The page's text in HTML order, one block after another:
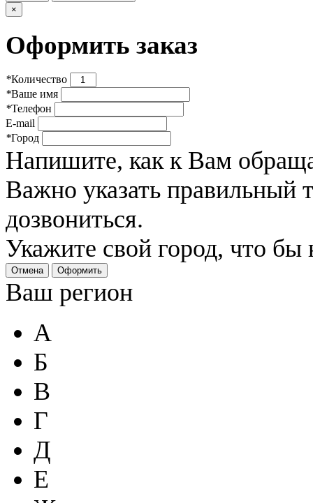
×
Оформить заказ
*Количество
*Ваше имя
*Телефон
E-mail
*Город
Напишите, как к Вам
Важно указать
дозвониться.
Укажите свой город, что
Отмена Оформить
Ваш регион
А
Б
В
Г
Д
Е